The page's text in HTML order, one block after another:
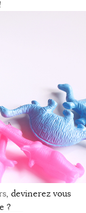
, devinerez vous
?